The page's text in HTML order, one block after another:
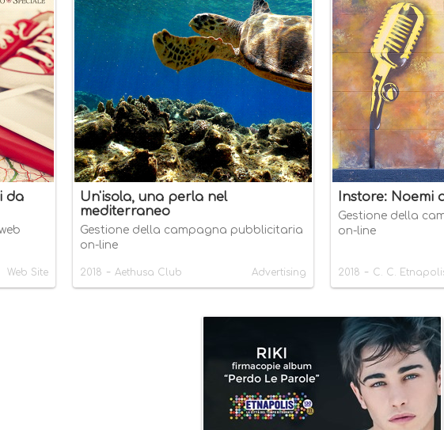
da
Web Site
Un'isola, una perla nel
mediterraneo
Gestione della campagna pubblicitaria
on-line
2018 - Aethusa Club Advertising
Instore: Noemi
Gestione della
on-line
2018 - C. C.